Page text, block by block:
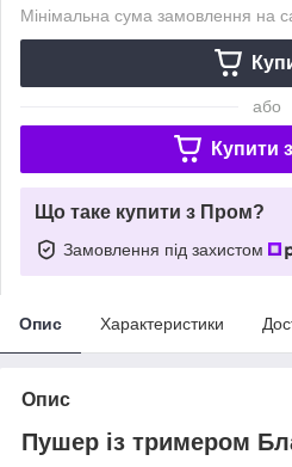
Мінімальна сума замовлення на
або
Купити з
Що таке купити з Пром?
Замовлення під захистом
Опис Характеристики
Опис
Пушер із тримером